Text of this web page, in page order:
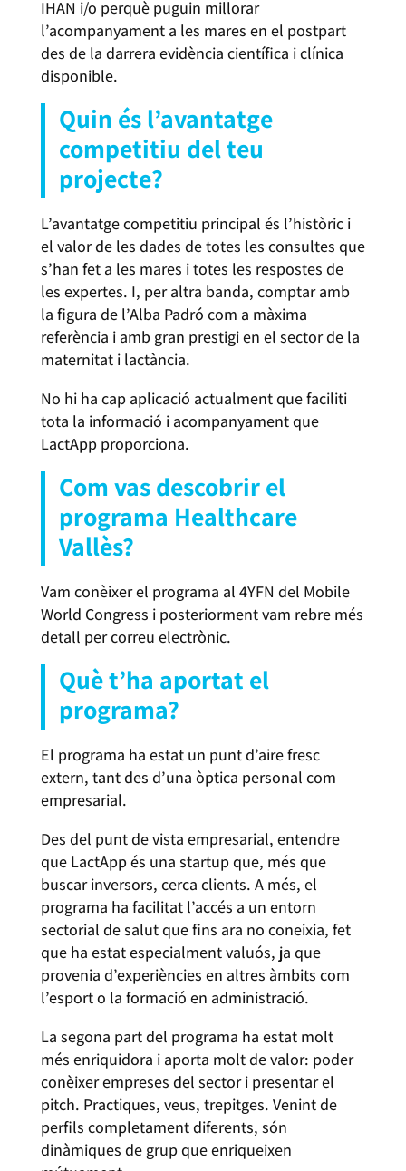
IHAN i/o perquè puguin millorar
l’acompanyament a les mares en el postpart
des de la darrera evidència científica i clínica
disponible.
Quin és l’avantatge
competitiu del teu
projecte?
L’avantatge competitiu principal és l’històric i
el valor de les dades de totes les consultes que
s’han fet a les mares i totes les respostes de
les expertes. I, per altra banda, comptar amb
la figura de l’Alba Padró com a màxima
referència i amb gran prestigi en el sector de la
maternitat i lactància.
No hi ha cap aplicació actualment que faciliti
tota la informació i acompanyament que
LactApp proporciona.
Com vas descobrir el
programa Healthcare
Vallès?
Vam conèixer el programa al 4YFN del Mobile
World Congress i posteriorment vam rebre més
detall per correu electrònic.
Què t’ha aportat el
programa?
El programa ha estat un punt d’aire fresc
extern, tant des d’una òptica personal com
empresarial.
Des del punt de vista empresarial, entendre
que LactApp és una startup que, més que
buscar inversors, cerca clients. A més, el
programa ha facilitat l’accés a un entorn
sectorial de salut que fins ara no coneixia, fet
que ha estat especialment valuós, ja que
provenia d’experiències en altres àmbits com
l’esport o la formació en administració.
La segona part del programa ha estat molt
més enriquidora i aporta molt de valor: poder
conèixer empreses del sector i presentar el
pitch. Practiques, veus, trepitges. Venint de
perfils completament diferents, són
dinàmiques de grup que enriqueixen